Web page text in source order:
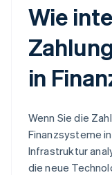
Wie
in
Wenn Sie die
Finanzsysteme
Infrastruktur
die neue